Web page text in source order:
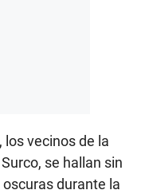
vecinos de la
se hallan sin
durante la